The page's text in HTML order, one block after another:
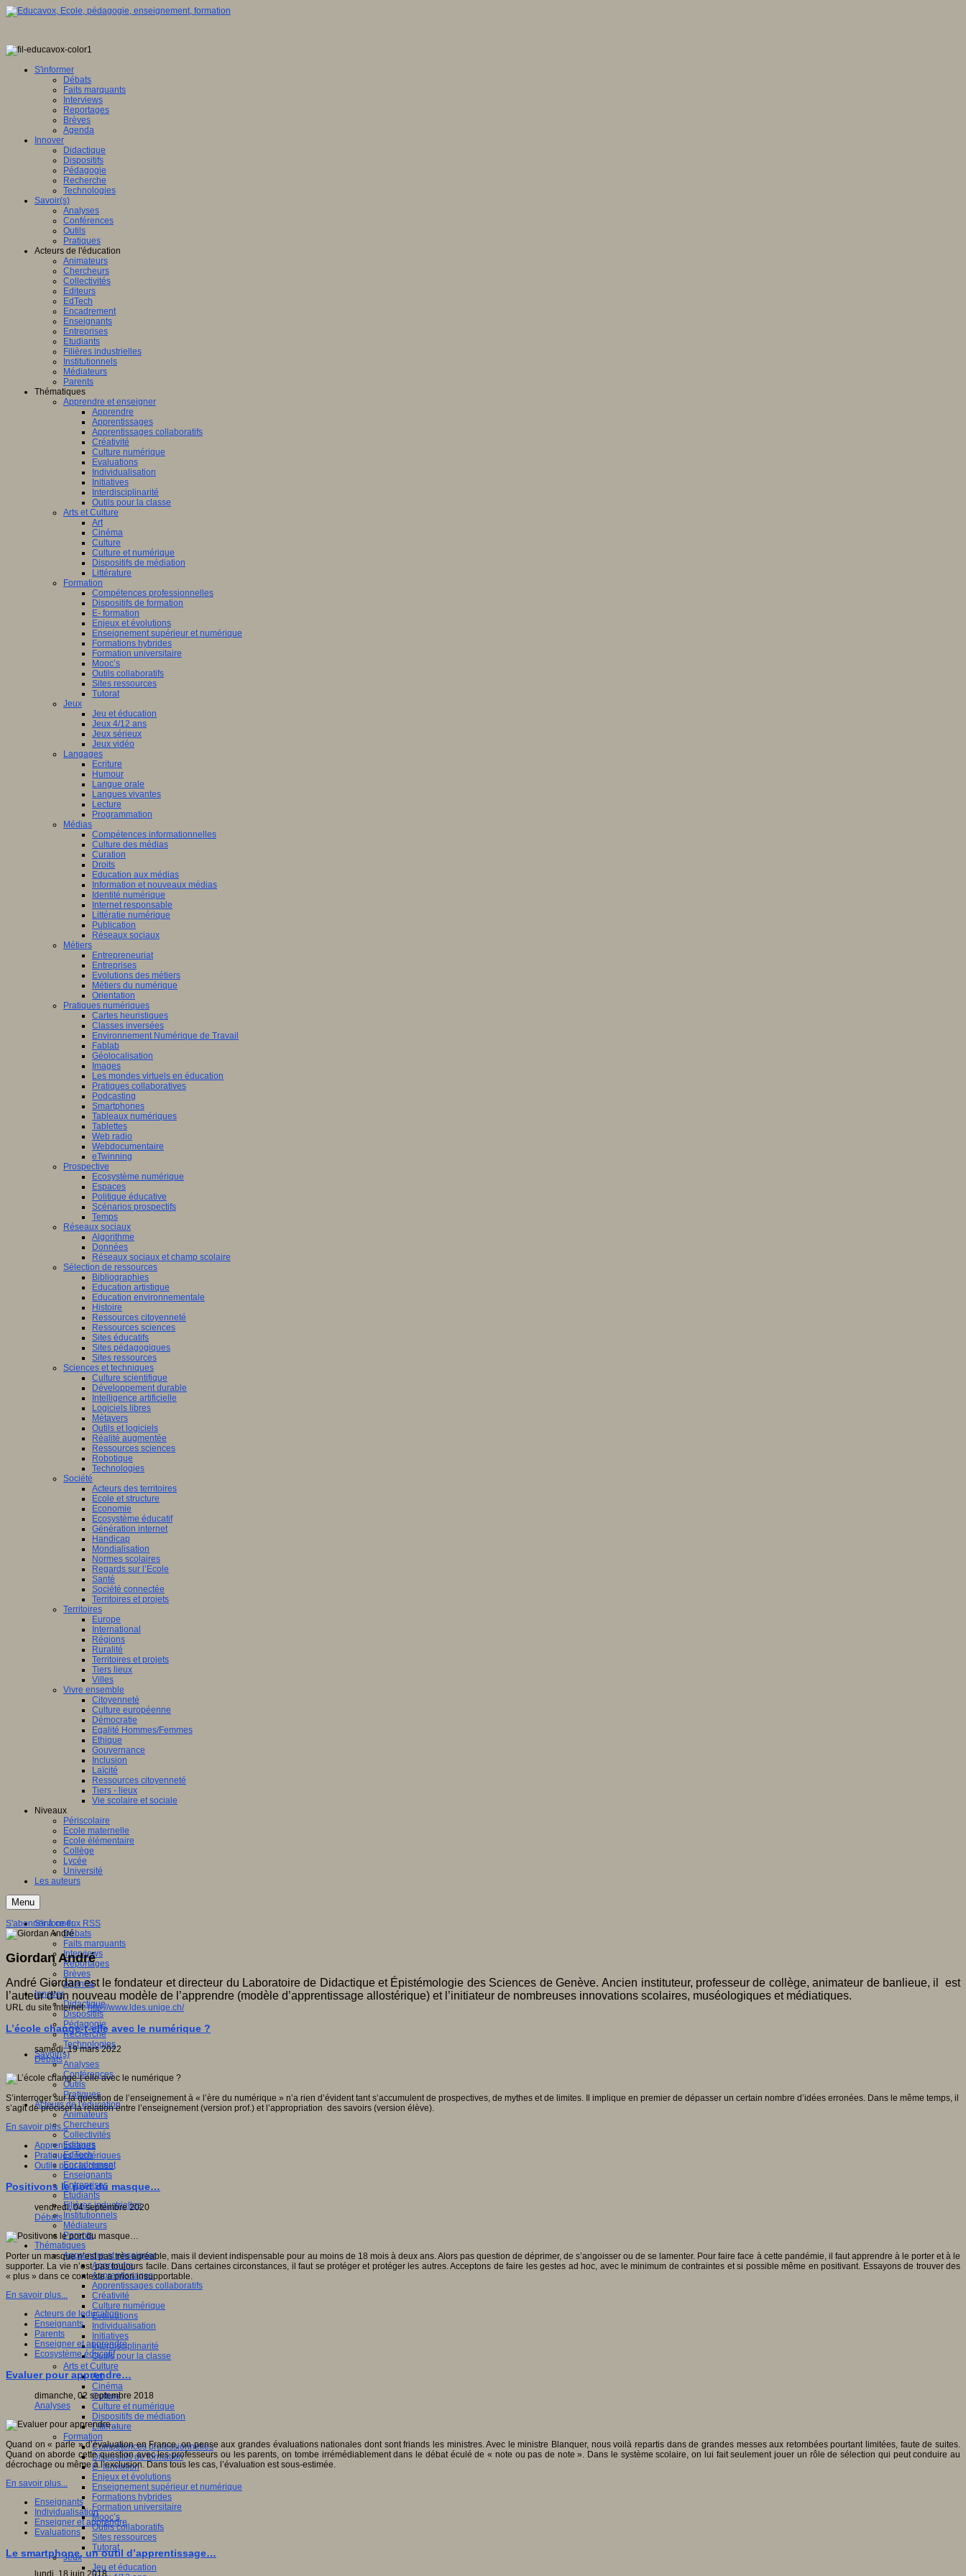
S'informer
Débats
Faits marquants
Interviews
Reportages
Brèves
Agenda
Innover
Didactique
Dispositifs
Pédagogie
Recherche
Technologies
Savoir(s)
Analyses
Conférences
Outils
Pratiques
Acteurs de l'éducation
Animateurs
Chercheurs
Collectivités
Editeurs
EdTech
Encadrement
Enseignants
Entreprises
Etudiants
Filières industrielles
Institutionnels
Médiateurs
Parents
Thématiques
Apprendre et enseigner
Apprendre
Apprentissages
Apprentissages collaboratifs
Créativité
Culture numérique
Evaluations
Individualisation
Initiatives
Interdisciplinarité
Outils pour la classe
Arts et Culture
Art
Cinéma
Culture
Culture et numérique
Dispositifs de médiation
Littérature
Formation
Compétences professionnelles
Dispositifs de formation
E- formation
Enjeux et évolutions
Enseignement supérieur et numérique
Formations hybrides
Formation universitaire
Mooc’s
Outils collaboratifs
Sites ressources
Tutorat
Jeux
Jeu et éducation
Jeux 4/12 ans
Jeux sérieux
Jeux vidéo
Langages
Ecriture
Humour
Langue orale
Langues vivantes
Lecture
Programmation
Médias
Compétences informationnelles
Culture des médias
Curation
Droits
Education aux médias
Information et nouveaux médias
Identité numérique
Internet responsable
Littératie numérique
Publication
Réseaux sociaux
Métiers
Entrepreneuriat
Entreprises
Evolutions des métiers
Métiers du numérique
Orientation
Pratiques numériques
Cartes heuristiques
Classes inversées
Environnement Numérique de Travail
Fablab
Géolocalisation
Images
Les mondes virtuels en éducation
Pratiques collaboratives
Podcasting
Smartphones
Tableaux numériques
Tablettes
Web radio
Webdocumentaire
eTwinning
Prospective
Ecosystème numérique
Espaces
Politique éducative
Scénarios prospectifs
Temps
Réseaux sociaux
Algorithme
Données
Réseaux sociaux et champ scolaire
Sélection de ressources
Bibliographies
Education artistique
Education environnementale
Histoire
Ressources citoyenneté
Ressources sciences
Sites éducatifs
Sites pédagogiques
Sites ressources
Sciences et techniques
Culture scientifique
Développement durable
Intelligence artificielle
Logiciels libres
Métavers
Outils et logiciels
Réalité augmentée
Ressources sciences
Robotique
Technologies
Société
Acteurs des territoires
Ecole et structure
Economie
Ecosystème éducatif
Génération internet
Handicap
Mondialisation
Normes scolaires
Regards sur l’Ecole
Santé
Société connectée
Territoires et projets
Territoires
Europe
International
Régions
Ruralité
Territoires et projets
Tiers lieux
Villes
Vivre ensemble
Citoyenneté
Culture européenne
Démocratie
Egalité Hommes/Femmes
Ethique
Gouvernance
Inclusion
Laïcité
Ressources citoyenneté
Tiers - lieux
Vie scolaire et sociale
Niveaux
Périscolaire
Ecole maternelle
Ecole élémentaire
Collège
Lycée
Université
Les auteurs
Menu
S'informer
Débats
Faits marquants
Interviews
Reportages
Brèves
Agenda
Innover
Didactique
Dispositifs
Pédagogie
Recherche
Technologies
Savoir(s)
Analyses
Conférences
Outils
Pratiques
Acteurs de l'éducation
Animateurs
Chercheurs
Collectivités
Editeurs
EdTech
Encadrement
Enseignants
Entreprises
Etudiants
Filières industrielles
Institutionnels
Médiateurs
Parents
Thématiques
Apprendre et enseigner
Apprendre
Apprentissages
Apprentissages collaboratifs
Créativité
Culture numérique
Evaluations
Individualisation
Initiatives
Interdisciplinarité
Outils pour la classe
Arts et Culture
Art
Cinéma
Culture
Culture et numérique
Dispositifs de médiation
Littérature
Formation
Compétences professionnelles
Dispositifs de formation
E- formation
Enjeux et évolutions
Enseignement supérieur et numérique
Formations hybrides
Formation universitaire
Mooc’s
Outils collaboratifs
Sites ressources
Tutorat
Jeux
Jeu et éducation
S'abonner à ce flux RSS
Giordan André
André Giordan est le fondateur et directeur du Laboratoire de Didactique et Épistémologie des Sciences de Genève.Ancien instituteur, professeur de collège, animateur de banlieue, il
est
l’auteur d’un nouveau modèle de l’apprendre (modèle d’apprentissage allostérique) et l’initiateur de nombreuses innovations scolaires, muséologiques et médiatiques.
URL du site internet:http://www.ldes.unige.ch/
L’école change-t-elle avec le numérique ?
samedi, 19 mars 2022
Débats
S’interroger sur la question de l’enseignement à « l’ère du numérique » n’a rien d’évident tant s’accumulent de prospectives, de mythes et de limites. Il implique en premier de dépasser un certain nombre d’idées erronées. Dans le même temps, il
s’agit de préciser la relation entre l’enseignement (version prof.) et l’appropriation des savoirs (version élève).
En savoir plus...
Apprentissages
Pratiques numériques
Outils pour la classe
Positivons le port du masque…
vendredi, 04 septembre 2020
Débats
Porter un masque n’est pas très agréable, mais il devient indispensable pour au moins de 18 mois à deux ans. Alors pas question de déprimer, de s’angoisser ou de se lamenter. Pour faire face à cette pandémie, il faut apprendre à le porter et à le
supporter. La vie n’est pas toujours facile. Dans certaines circonstances, il faut se protéger et protéger les autres. Acceptons de faire les gestes ad hoc, avec le minimum de contraintes et si possible même en positivant. Essayons de trouver des
« plus » dans ce contexte a priori insupportable.
En savoir plus...
Acteurs de leducation
Enseignants
Parents
Enseigner et apprendre
Ecosystème éducatif
Evaluer pour apprendre…
dimanche, 02 septembre 2018
Analyses
Quand on « parle » d’évaluation en France, on pense aux grandes évaluations nationales dont sont friands les ministres. Avec le ministre Blanquer, nous voilà repartis dans de grandes messes aux retombées pourtant limitées, faute de suites.
Quand on aborde cette question avec les professeurs ou les parents, on tombe irrémédiablement dans le débat éculé de « note ou pas de note ». Dans le système scolaire, on lui fait seulement jouer un rôle de sélection qui peut conduire au
décrochage ou même à l’exclusion. Dans tous les cas, l’évaluation est sous-estimée.
En savoir plus...
Enseignants
Individualisation
Enseigner et apprendre
Evaluations
Le smartphone, un outil d’apprentissage…
lundi, 18 juin 2018